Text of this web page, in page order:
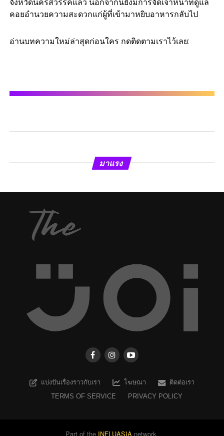
จังหวัดนครสวรรค์แล้ว นอกจากนี้ยังมีการจัดเจ้าหน้าที่ดูแล
คอยอำนวยความสะดวกแก่ผู้ที่เข้ามาหยิบอาหารกลับไป
อ่านบทความใหม่ล่าสุดก่อนใคร กดติดตามเราไว้เลย:
มาแรง
แบ่งปันเรื่องราวกับเรา โฆษณา
ติดต่อเรา
TERMS OF SERVICE
PRIVACY POLICY
Part of the INFLUASIA network.